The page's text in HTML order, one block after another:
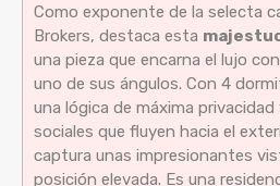
Como exponente de la selecta
Brokers, destaca esta
una pieza que encarna el lujo
uno de sus ángulos. Con 4
una lógica de máxima
sociales que fluyen hacia el
captura unas impresionantes
posición elevada. Es una